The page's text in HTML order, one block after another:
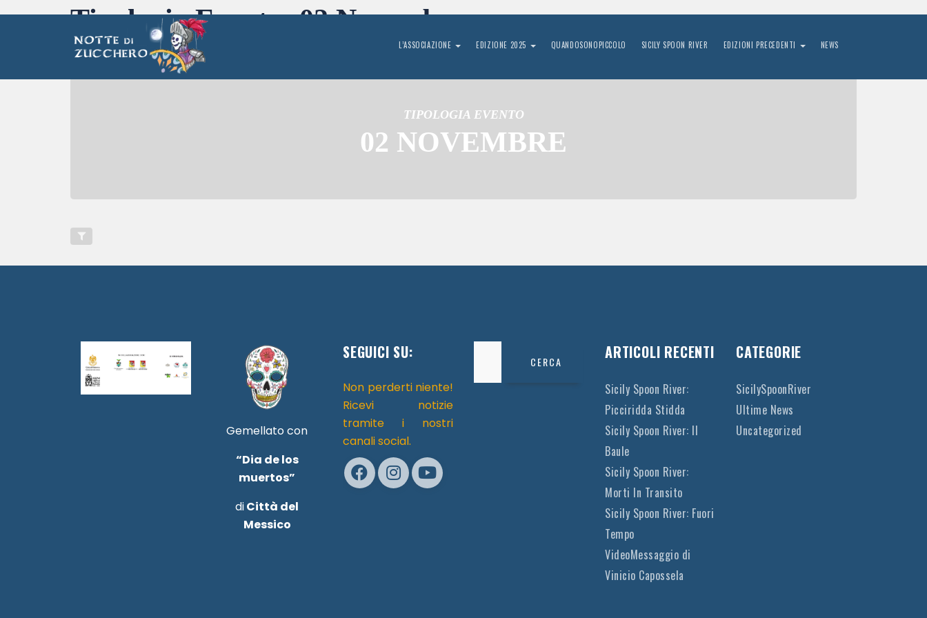
L’ASSOCIAZIONE EDIZIONE 2025 QUANDOSONOPICCOLO SICILY SPOON RIVER EDIZIONI PRECEDENTI NEWS
Tipologia Evento: 02 Novembre
TIPOLOGIA EVENTO
02 NOVEMBRE
Gemellato con
“Dia de los
muertos”
diCittà del
Messico
SEGUICI SU:
Non perderti niente!
Ricevi notizie
tramite i nostri
canali social.
ARTICOLI RECENTI
Sicily Spoon River:
Picciridda Stidda
Sicily Spoon River: Il
Baule
Sicily Spoon River:
Morti In Transito
Sicily Spoon River: Fuori
Tempo
VideoMessaggio di
Vinicio Capossela
CATEGORIE
SicilySpoonRiver
Ultime News
Uncategorized